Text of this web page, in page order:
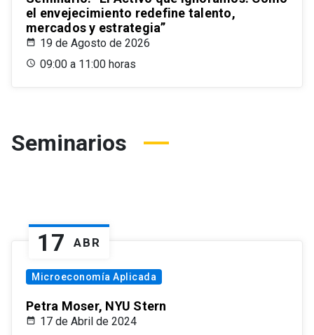
el envejecimiento redefine talento,
mercados y estrategia”
19 de Agosto de 2026
09:00 a 11:00 horas
Seminarios
17 ABR
Microeconomía Aplicada
Petra Moser, NYU Stern
17 de Abril de 2024